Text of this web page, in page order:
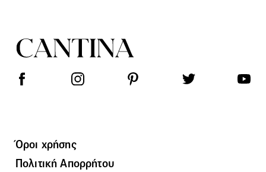
Όροι χρήσης
Πολιτική Απορρήτου